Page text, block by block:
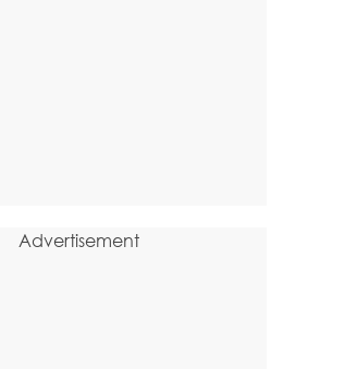
Advertisement